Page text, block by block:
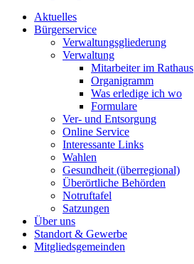
Aktuelles
Bürgerservice
Verwaltungsgliederung
Verwaltung
Mitarbeiter im Rathaus
Organigramm
Was erledige ich wo
Formulare
Ver- und Entsorgung
Online Service
Interessante Links
Wahlen
Gesundheit (überregional)
Überörtliche Behörden
Notruftafel
Satzungen
Über uns
Standort & Gewerbe
Mitgliedsgemeinden